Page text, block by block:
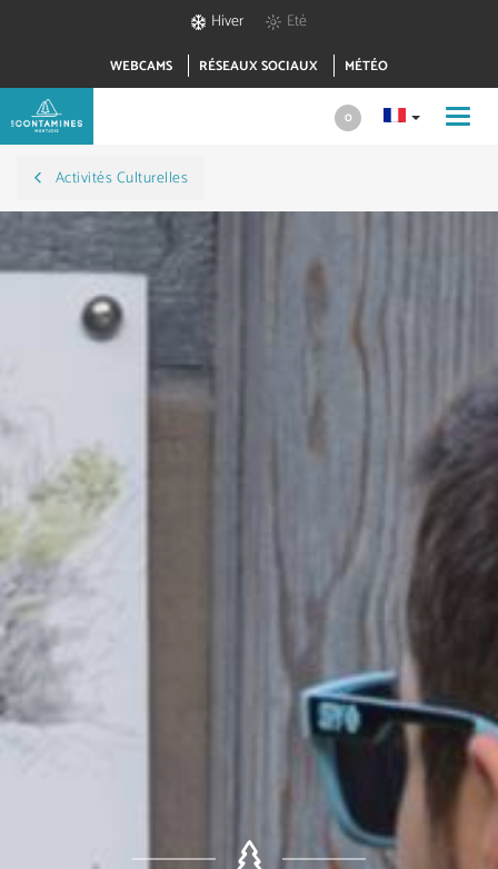
Hiver Eté
WEBCAMS RÉSEAUX SOCIAUX MÉTÉO
0
Activités Culturelles